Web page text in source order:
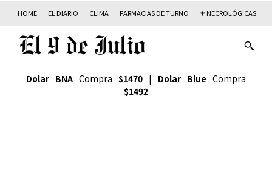
HOME EL DIARIO CLIMA FARMACIAS DE TURNO ✟ NECROLÓGICAS
Dolar BNA Compra $1470 | Dolar Blue Compra
$1492